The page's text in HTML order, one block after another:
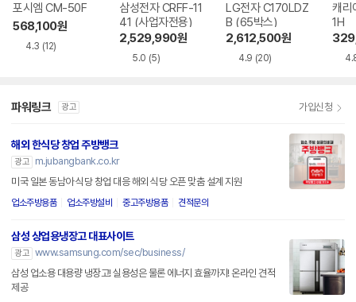
포시엠 CM-50F
568,100원
4.3 (12)
삼성전자 CRFF-11
41 (사업자전용)
2,529,990원
5.0 (5)
LG전자 C170LDZ
B (65박스)
2,612,500원
4.9 (20)
캐
1H
파워링크 광고 가입신청
해외 한식당 창업 주방뱅크
광고
m.jubangbank.co.kr
미국 일본 동남아 식당 창업 대응 해외 식당 오픈 맞춤 설계 지원
업소주방용품 업소주방설비 중고주방용품 견적문의
삼성 상업용냉장고 대표사이트
광고 www.samsung.com/sec/business/
삼성 업소용 대용량 냉장고! 실용성은 물론 에너지 효율까지! 온라인 견적
제공